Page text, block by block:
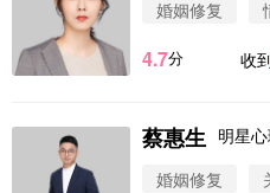
婚姻修复
4.7分 收
蔡惠生 明星
婚姻修复
微信用户 圆圈
案